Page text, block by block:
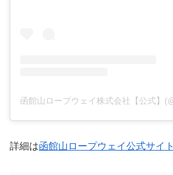
詳細は函館山ロープウェイ公式サイト